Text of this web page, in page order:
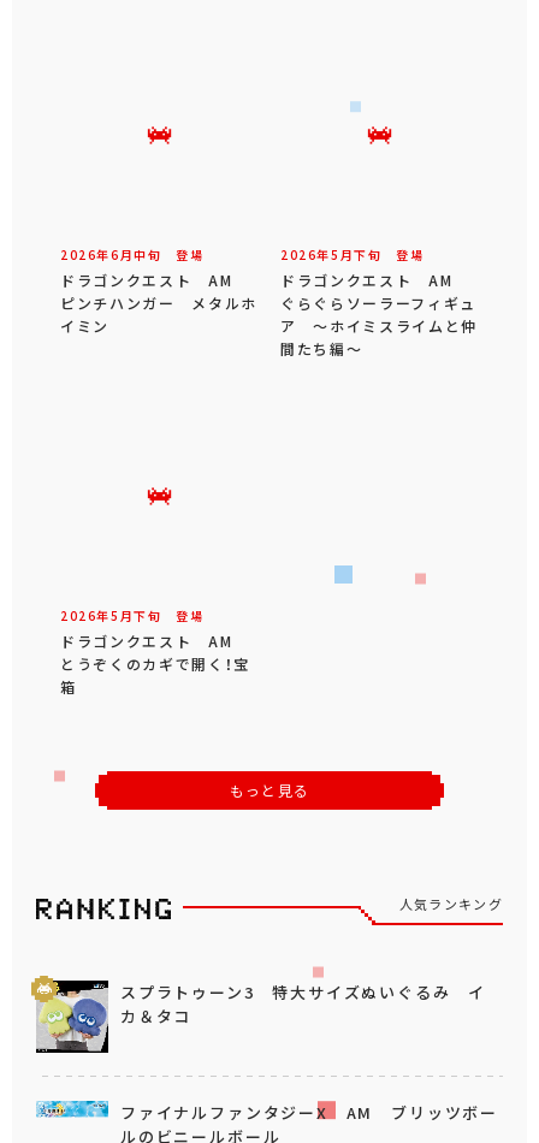
2026年6 月中旬 登場
ドラゴンクエスト AM
ピンチハンガー メタルホ
イミン
2026年5 月下旬 登場
ドラゴンクエスト AM
ぐらぐらソーラーフィギュ
ア ～ホイミスライムと仲
間たち編～
2026年5 月下旬 登場
ドラゴンクエスト AM
とうぞくのカギで開く！宝
箱
もっと見る
人気ランキング
スプラトゥーン3 特大サイズぬいぐるみ イ
カ＆タコ
ファイナルファンタジーX AM ブリッツボー
ルのビニールボール